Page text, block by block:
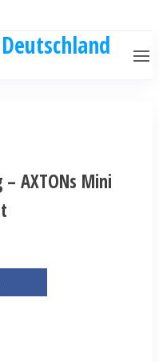
AXTONs Mini